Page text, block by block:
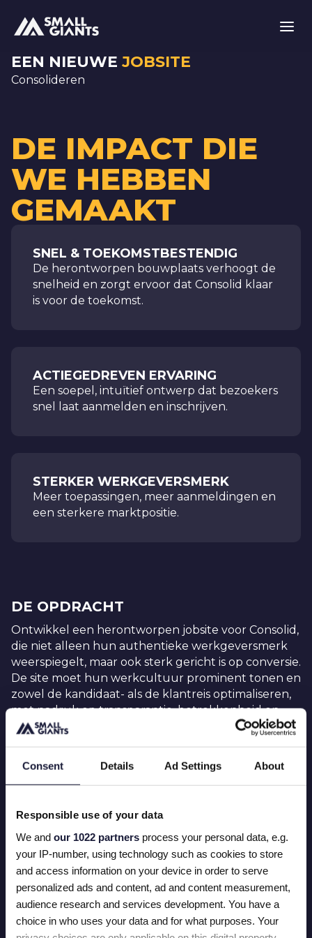
Consent Details Ad Settings About
Responsible use of your data
We and our 1022 partners process your personal data, e.g.
your IP-number, using technology such as cookies to store
and access information on your device in order to serve
personalized ads and content, ad and content measurement,
audience research and services development. You have a
choice in who uses your data and for what purposes. Your
EEN NIEUWE JOBSITE
Consolideren
DE IMPACT DIE
WE HEBBEN
GEMAAKT
SNEL & TOEKOMSTBESTENDIG
De herontworpen bouwplaats verhoogt de
snelheid en zorgt ervoor dat Consolid klaar
is voor de toekomst.
ACTIEGEDREVEN ERVARING
Een soepel, intuïtief ontwerp dat bezoekers
snel laat aanmelden en inschrijven.
STERKER WERKGEVERSMERK
Meer toepassingen, meer aanmeldingen en
een sterkere marktpositie.
DE OPDRACHT
Ontwikkel een herontworpen jobsite voor Consolid,
die niet alleen hun authentieke werkgeversmerk
weerspiegelt, maar ook sterk gericht is op conversie.
De site moet hun werkcultuur prominent tonen en
zowel de kandidaat- als de klantreis optimaliseren,
met nadruk op transparantie, betrokkenheid en
groeikansen. Het doel is dat de website bezoekers
of zich in te schrijven voor de Consolid Academy.
WAT HEBBEN WE GEDAAN?
Door nauw samen te werken met het Consolid-
team, hebben we de succescriteria voor het project
gedefinieerd en ideeën bedacht voor het ontwerp
van de website. Door uitstekende samenwerking